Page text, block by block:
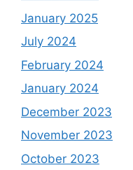
January 2025
July 2024
February 2024
January 2024
December 2023
November 2023
October 2023